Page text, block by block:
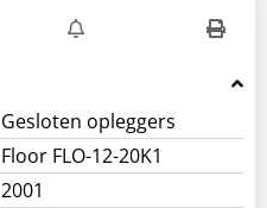
Gesloten opleggers
Floor FLO-12-20K1
2001